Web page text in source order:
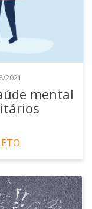
2021
mental